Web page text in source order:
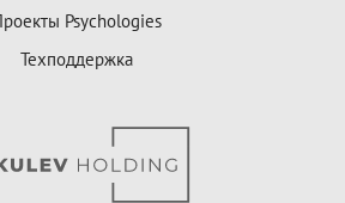
Psychologies
Техподдержка